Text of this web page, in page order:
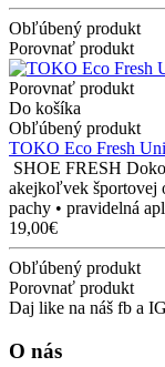
Obľúbený produkt
Porovnať produkt
Porovnať produkt
Do košíka
Obľúbený produkt
TOKO Eco Fresh
SHOE FRESH
akejkoľvek športovej
pachy • pravidelná
19,00€
Obľúbený produkt
Porovnať produkt
Daj like na náš fb a
O nás